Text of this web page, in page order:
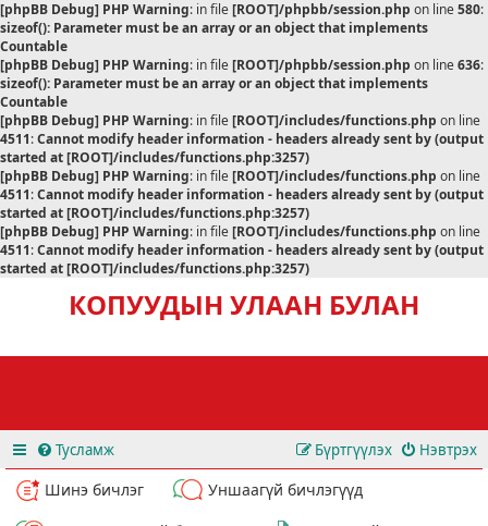
[phpBB Debug] PHP Warning: in file[ROOT]/phpbb/session.php on line580:
sizeof(): Parameter must be an array or an object that implements
Countable
[phpBB Debug] PHP Warning: in file[ROOT]/phpbb/session.php on line636:
sizeof(): Parameter must be an array or an object that implements
Countable
[phpBB Debug] PHP Warning: in file[ROOT]/includes/functions.php on line
4511:Cannot modify header information - headers already sent by (output
started at [ROOT]/includes/functions.php:3257)
[phpBB Debug] PHP Warning: in file[ROOT]/includes/functions.php on line
4511:Cannot modify header information - headers already sent by (output
started at [ROOT]/includes/functions.php:3257)
[phpBB Debug] PHP Warning: in file[ROOT]/includes/functions.php on line
4511:Cannot modify header information - headers already sent by (output
started at [ROOT]/includes/functions.php:3257)
КОПУУДЫН УЛААН БУЛАН
Тусламж Нэвтрэх
Бүртгүүлэх
Шинэ бичлэг
Уншаагүй бичлэгүүд